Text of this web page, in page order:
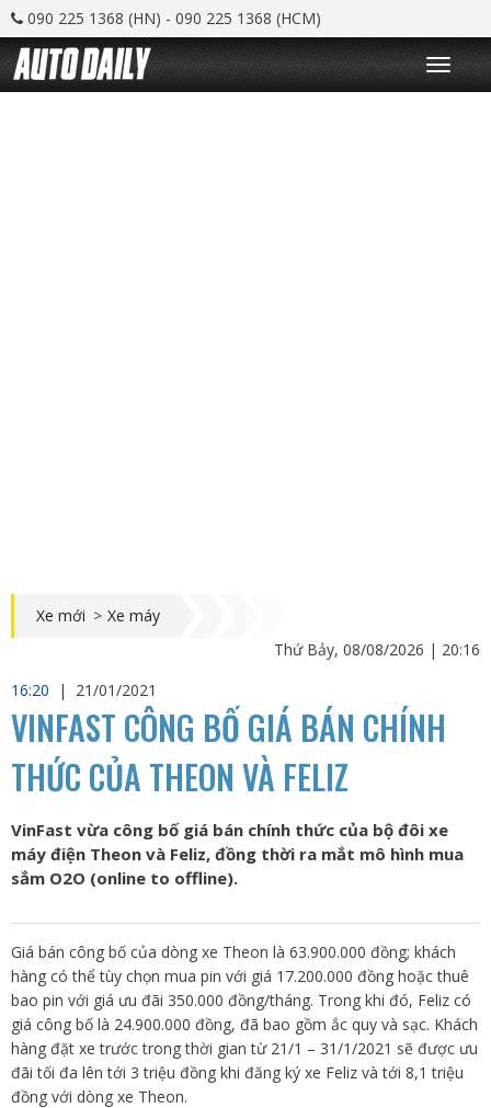
090 225 1368 (HN) - 090 225 1368 (HCM)
T
o
g
Xe mới > Xe máy
Thứ Bảy, 08/08/2026 | 20:16
16:20
| 21/01/2021
VINFAST CÔNG BỐ GIÁ BÁN CHÍNH
THỨC CỦA THEON VÀ FELIZ
VinFast vừa công bố giá bán chính thức của bộ đôi xe
máy điện Theon và Feliz, đồng thời ra mắt mô hình mua
sắm O2O (online to offline).
Giá bán công bố của dòng xe Theon là 63.900.000 đồng; khách
hàng có thể tùy chọn mua pin với giá 17.200.000 đồng hoặc thuê
bao pin với giá ưu đãi 350.000 đồng/tháng. Trong khi đó, Feliz có
giá công bố là 24.900.000 đồng, đã bao gồm ắc quy và sạc. Khách
hàng đặt xe trước trong thời gian từ 21/1 – 31/1/2021 sẽ được ưu
đãi tối đa lên tới 3 triệu đồng khi đăng ký xe Feliz và tới 8,1 triệu
đồng với dòng xe Theon.